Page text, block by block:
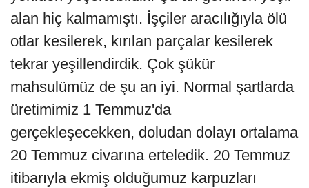
alan hiç kalmamıştı. İşçiler aracılığıyla ölü
otlar kesilerek, kırılan parçalar kesilerek
tekrar yeşillendirdik. Çok şükür
mahsulümüz de şu an iyi. Normal şartlarda
üretimimiz 1 Temmuz'da
gerçekleşecekken, doludan dolayı ortalama
20 Temmuz civarına erteledik. 20 Temmuz
itibarıyla ekmiş olduğumuz karpuzları